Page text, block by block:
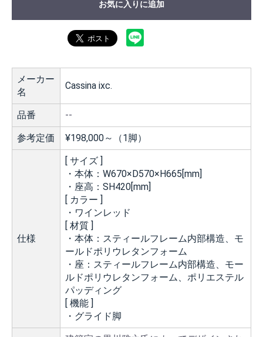
お気に入りに追加
メーカー
名
Cassina ixc.
品番 --
参考定価 ¥198,000～（1脚）
仕様
[ サイズ ]
・本体：W670×D570×H665[mm]
・座高：SH420[mm]
[ カラー ]
・ワインレッド
[ 材質 ]
・本体：スティールフレーム内部構造、モ
ールドポリウレタンフォーム
・座：スティールフレーム内部構造、モー
ルドポリウレタンフォーム、ポリエステル
パッディング
[ 機能 ]
・グライド脚